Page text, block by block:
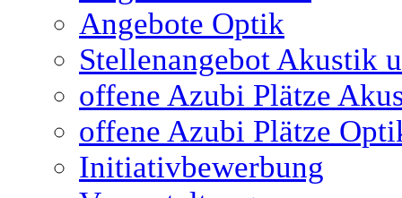
Angebote Optik
Stellenangebot Akustik
offene Azubi Plätze
offene Azubi Plätze
Initiativbewerbung